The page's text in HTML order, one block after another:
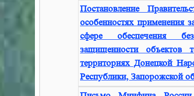
Постановление
особенностях применения
сфере обеспечения
защищенности объектов
территориях Донецкой
Республики, Запорожской